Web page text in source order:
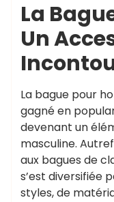
La
Un
La bague pour
gagné en
devenant un
masculine.
aux bagues de
s’est diversifiée
styles, de